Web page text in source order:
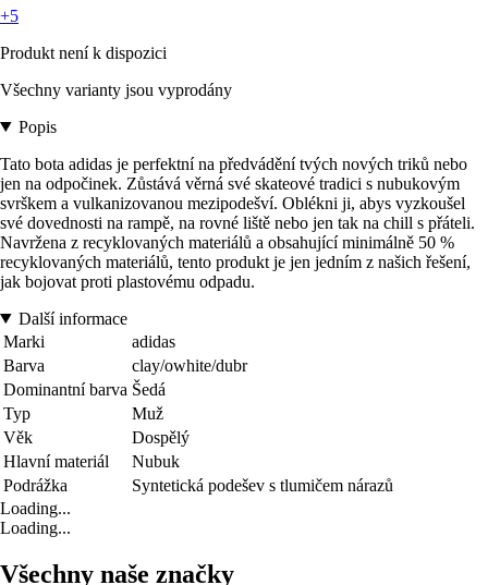
+5
Produkt není k dispozici
Všechny varianty jsou vyprodány
Popis
Tato bota adidas je perfektní na předvádění tvých nových triků nebo
jen na odpočinek. Zůstává věrná své skateové tradici s nubukovým
svrškem a vulkanizovanou mezipodešví. Oblékni ji, abys vyzkoušel
své dovednosti na rampě, na rovné liště nebo jen tak na chill s přáteli.
Navržena z recyklovaných materiálů a obsahující minimálně 50 %
recyklovaných materiálů, tento produkt je jen jedním z našich řešení,
jak bojovat proti plastovému odpadu.
Další informace
Marki
adidas
Barva
clay/owhite/dubr
Dominantní barva Šedá
Typ
Muž
Věk
Dospělý
Hlavní materiál
Nubuk
Podrážka
Syntetická podešev s tlumičem nárazů
Loading...
Loading...
Všechny naše značky